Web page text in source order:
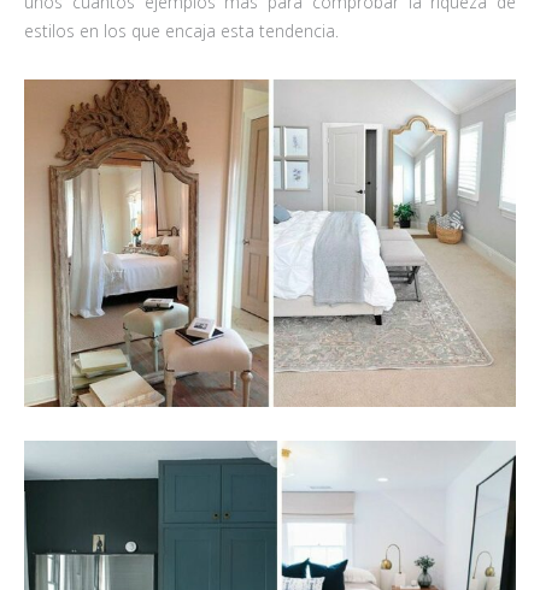
estilos en los que encaja esta tendencia.